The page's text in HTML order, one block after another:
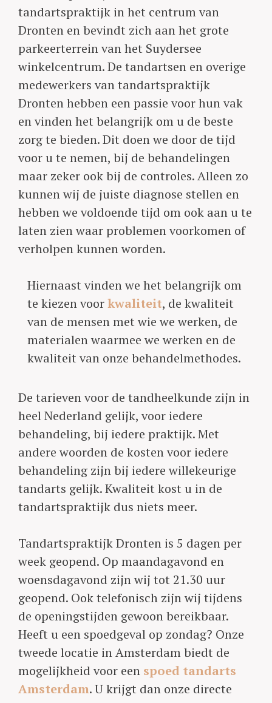
tandartspraktijk in het centrum van
Dronten en bevindt zich aan het grote
parkeerterrein van het Suydersee
winkelcentrum. De tandartsen en overige
medewerkers van tandartspraktijk
Dronten hebben een passie voor hun vak
en vinden het belangrijk om u de beste
zorg te bieden. Dit doen we door de tijd
voor u te nemen, bij de behandelingen
maar zeker ook bij de controles. Alleen zo
kunnen wij de juiste diagnose stellen en
hebben we voldoende tijd om ook aan u te
laten zien waar problemen voorkomen of
verholpen kunnen worden.
Hiernaast vinden we het belangrijk om
te kiezen voorkwaliteit, de kwaliteit
van de mensen met wie we werken, de
materialen waarmee we werken en de
kwaliteit van onze behandelmethodes.
De tarieven voor de tandheelkunde zijn in
heel Nederland gelijk, voor iedere
behandeling, bij iedere praktijk. Met
andere woorden de kosten voor iedere
behandeling zijn bij iedere willekeurige
tandarts gelijk. Kwaliteit kost u in de
tandartspraktijk dus niets meer.
Tandartspraktijk Dronten is 5 dagen per
week geopend. Op maandagavond en
woensdagavond zijn wij tot 21.30 uur
geopend. Ook telefonisch zijn wij tijdens
de openingstijden gewoon bereikbaar.
Heeft u een spoedgeval op zondag? Onze
tweede locatie in Amsterdam biedt de
mogelijkheid voor een spoed tandarts
Amsterdam. U krijgt dan onze directe